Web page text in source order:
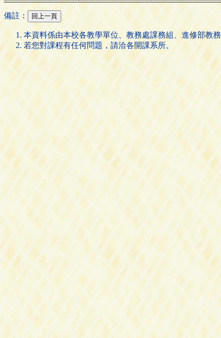
備註：
本資料係由本校各教學單位、教務處課務組、進修部教
若您對課程有任何問題，請洽各開課系所。